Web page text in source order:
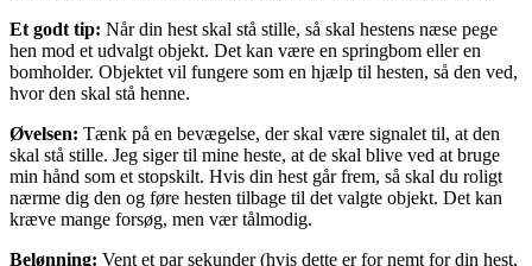
Et godt tip: Når din hest skal stå stille, så skal hestens næse pege
hen mod et udvalgt objekt. Det kan være en springbom eller en
bomholder. Objektet vil fungere som en hjælp til hesten, så den ved,
hvor den skal stå henne.
Øvelsen: Tænk på en bevægelse, der skal være signalet til, at den
skal stå stille. Jeg siger til mine heste, at de skal blive ved at bruge
min hånd som et stopskilt. Hvis din hest går frem, så skal du roligt
nærme dig den og føre hesten tilbage til det valgte objekt. Det kan
kræve mange forsøg, men vær tålmodig.
Belønning: Vent et par sekunder (hvis dette er for nemt for din hest,